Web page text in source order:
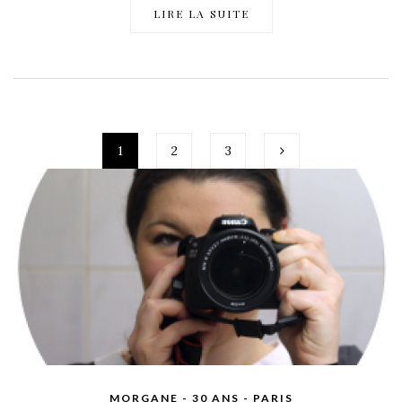
LIRE LA SUITE
1 2 3
MORGANE - 30 ANS - PARIS